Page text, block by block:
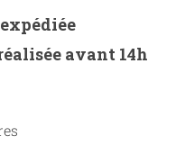
avant 14h